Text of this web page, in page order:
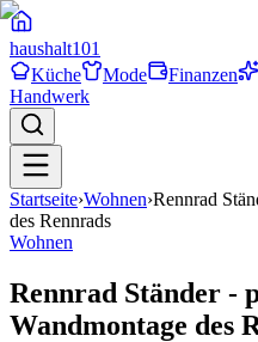
haushalt101
Küche
Mode Finanzen
Handwerk
Startseite›Wohnen›Rennrad
des Rennrads
Wohnen
Rennrad Ständer -
Wandmontage des